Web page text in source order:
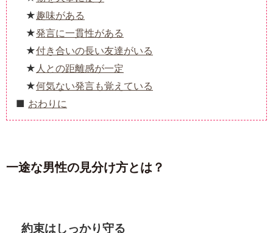
趣味がある
発言に一貫性がある
付き合いの長い友達がいる
人との距離感が一定
何気ない発言も覚えている
おわりに
一途な男性の見分け方とは？
約束はしっかり守る